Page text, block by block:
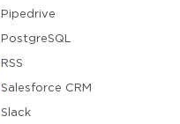
Pipedrive
PostgreSQL
RSS
Salesforce CRM
Slack